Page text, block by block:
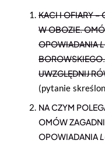
KACI I OFIARY –
W OBOZIE.
OPOWIADANIA
UWZGLĘDNIJ
(pytanie
NA CZYM
OMÓW
OPOWIADANIA